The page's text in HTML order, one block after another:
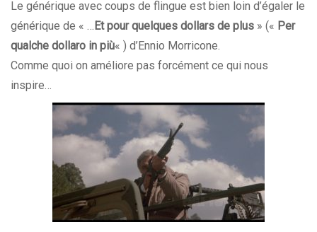
Le générique avec coups de flingue est bien loin d’égaler le
générique de « … Et pour quelques dollars de plus » (« Per
qualche dollaro in più« ) d’ Ennio Morricone.
Comme quoi on améliore pas forcément ce qui nous
inspire…